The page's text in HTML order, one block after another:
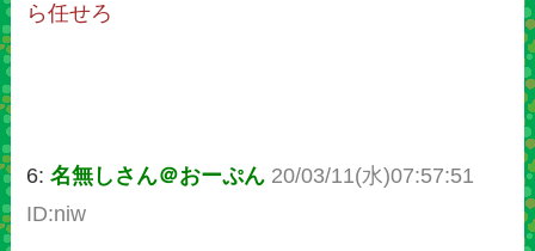
ら任せろ
6:名無しさん＠おーぷん 20/03/11(水)07:57:51
ID:niw